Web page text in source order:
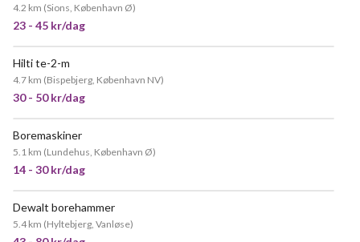
4.2 km (Sions, København Ø)
23 - 45 kr/dag
Hilti te-2-m
4.7 km (Bispebjerg, København NV)
30 - 50 kr/dag
Boremaskiner
5.1 km (Lundehus, København Ø)
14 - 30 kr/dag
Dewalt borehammer
5.4 km (Hyltebjerg, Vanløse)